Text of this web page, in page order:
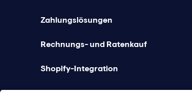
Zahlungslösungen
Rechnungs- und Ratenkauf
Shopify-Integration
Finanzdienstleistungen